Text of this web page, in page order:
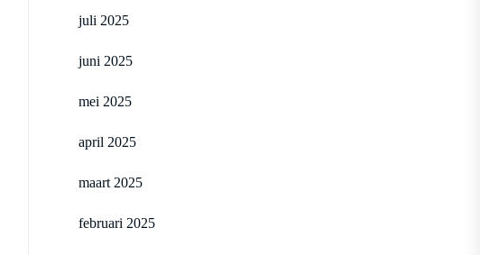
juli 2025
juni 2025
mei 2025
april 2025
maart 2025
februari 2025